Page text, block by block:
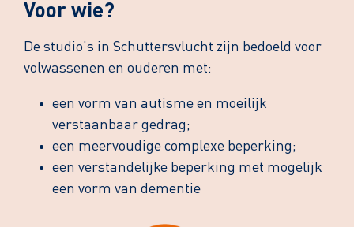
Voor wie?
De studio's in Schuttersvlucht zijn bedoeld voor
volwassenen en ouderen met:
een vorm van autisme en moeilijk
verstaanbaar gedrag;
een meervoudige complexe beperking;
een verstandelijke beperking met mogelijk
een vorm van dementie